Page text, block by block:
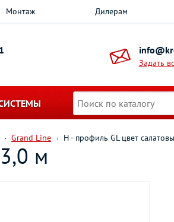
Монтаж Дилерам
Задать
Grand Line Н - профиль GL цвет
м